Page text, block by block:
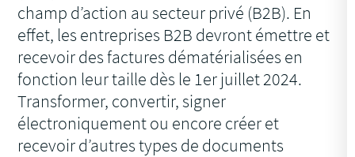
champ d’action au secteur privé (B2B). En
effet, les entreprises B2B devront émettre et
recevoir des factures dématérialisées en
fonction leur taille dès le 1er juillet 2024.
Transformer, convertir, signer
électroniquement ou encore créer et
recevoir d’autres types de documents